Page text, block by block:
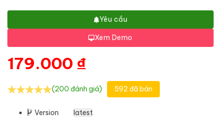
Yêu cầu
Xem Demo
179.000 ₫
(200 đánh giá) 592 đã bán
Version latest